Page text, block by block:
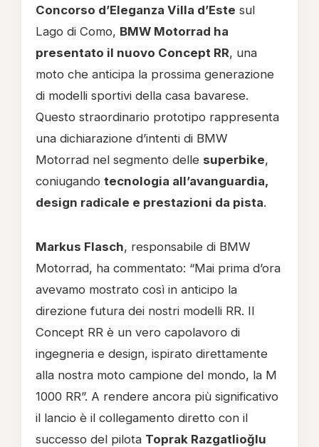
Concorso d’Eleganza Villa d’Este sul
Lago di Como, BMW Motorrad ha
presentato il nuovo Concept RR, una
moto che anticipa la prossima generazione
di modelli sportivi della casa bavarese.
Questo straordinario prototipo rappresenta
una dichiarazione d’intenti di BMW
Motorrad nel segmento delle superbike,
coniugando tecnologia all’avanguardia,
design radicale e prestazioni da pista.
Markus Flasch, responsabile di BMW
Motorrad, ha commentato: “Mai prima d’ora
avevamo mostrato così in anticipo la
direzione futura dei nostri modelli RR. Il
Concept RR è un vero capolavoro di
ingegneria e design, ispirato direttamente
alla nostra moto campione del mondo, la M
1000 RR”. A rendere ancora più significativo
il lancio è il collegamento diretto con il
successo del pilota Toprak Razgatlioğlu